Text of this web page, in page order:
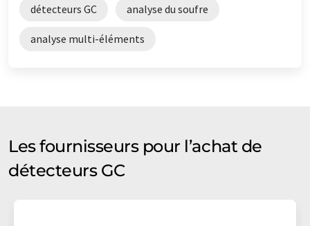
détecteurs GC analyse du soufre
analyse multi-éléments
Les fournisseurs pour l’achat de
détecteurs GC